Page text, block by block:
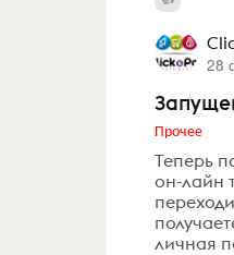
28
Прочее
Теперь
он-лайн
личная